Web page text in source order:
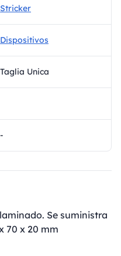
Stricker
Dispositivos
Taglia Unica
-
Se suministra
70 x 20 mm